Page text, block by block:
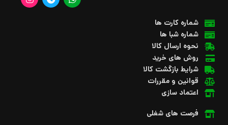
شماره کارت ها
شماره شبا ها
نحوه ارسال کالا
روش های خرید
شرایط بازگشت کالا
قوانین و مقررات
اعتماد سازی
فرصت های شغلی